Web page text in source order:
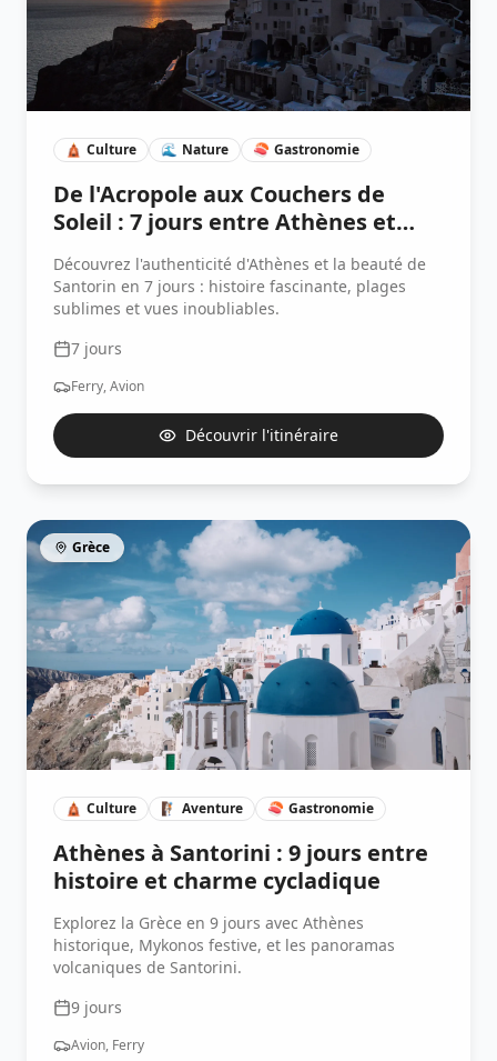
🛕 Culture 🌊 Nature 🍣 Gastronomie
De l'Acropole aux Couchers de
Soleil : 7 jours entre Athènes et
Santorin
Découvrez l'authenticité d'Athènes et la beauté de
Santorin en 7 jours : histoire fascinante, plages
sublimes et vues inoubliables.
7 jours
Ferry, Avion
Découvrir l'itinéraire
Grèce
🛕 Culture 🧗🏽 Aventure 🍣 Gastronomie
Athènes à Santorini : 9 jours entre
histoire et charme cycladique
Explorez la Grèce en 9 jours avec Athènes
historique, Mykonos festive, et les panoramas
volcaniques de Santorini.
9 jours
Avion, Ferry